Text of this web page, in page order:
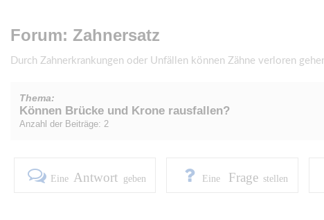
Forum: Zahnersatz
Durch Zahnerkrankungen oder Unfällen können Zähne verloren
Thema:
Können Brücke und Krone rausfallen?
Anzahl der Beiträge: 2
Eine Antwort geben Eine Frage stellen